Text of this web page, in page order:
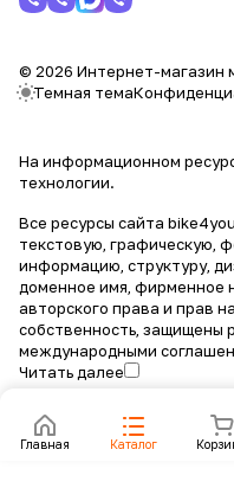
Главная Каталог
© 2026 Интернет-магазин
Темная тема
На информационном
технологии.
Все ресурсы сайта
текстовую, графическую,
информацию, структуру,
доменное имя, фирменное
авторского права и прав
собственность, защищены
международными
Читать далее